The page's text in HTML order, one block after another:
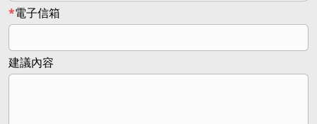
電子信箱
建議內容